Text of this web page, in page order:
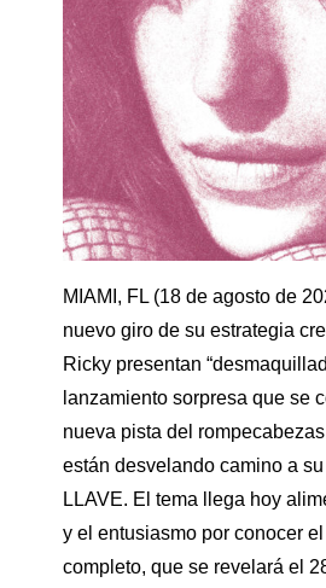
MIAMI, FL (18 de agosto de
nuevo giro de su estrategia
Ricky presentan
lanzamiento sorpresa que se
nueva pista del
están desvelando camino a
LLAVE. El tema llega hoy
y el entusiasmo por conocer
completo, que se revelará el